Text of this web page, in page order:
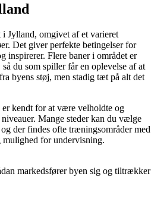
Jylland, omgivet af et varieret
Det giver perfekte betingelser for
inspirerer. Flere baner i området er
du som spiller får en oplevelse af at
byens støj, men stadig tæt på alt det
kendt for at være velholdte og
Mange steder kan du vælge
der findes ofte træningsområder med
for undervisning.
markedsfører byen sig og tiltrækker